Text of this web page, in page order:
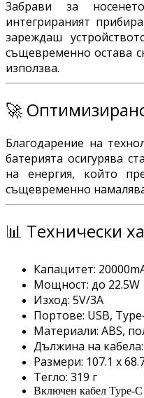
Забрави за
интегрираният
зареждаш
същевременно остава
използва.
🚀
Благодарение на
батерията осигурява
на енергия, който
същевременно
📊 Технически
Капацитет:
Мощност: до 22.5W
Изход: 5V/3A
Портове: USB,
Материали: ABS,
Дължина на
Размери: 107.1 x
Тегло: 319 г
Включен кабел Type-C